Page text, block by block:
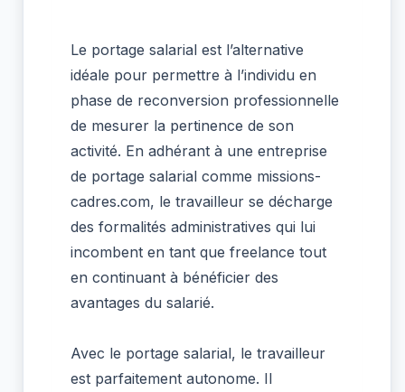
Le portage salarial est l’alternative
idéale pour permettre à l’individu en
phase de reconversion professionnelle
de mesurer la pertinence de son
activité. En adhérant à une entreprise
de portage salarial comme missions-
cadres.com, le travailleur se décharge
des formalités administratives qui lui
incombent en tant que freelance tout
en continuant à bénéficier des
avantages du salarié.
Avec le portage salarial, le travailleur
est parfaitement autonome. Il